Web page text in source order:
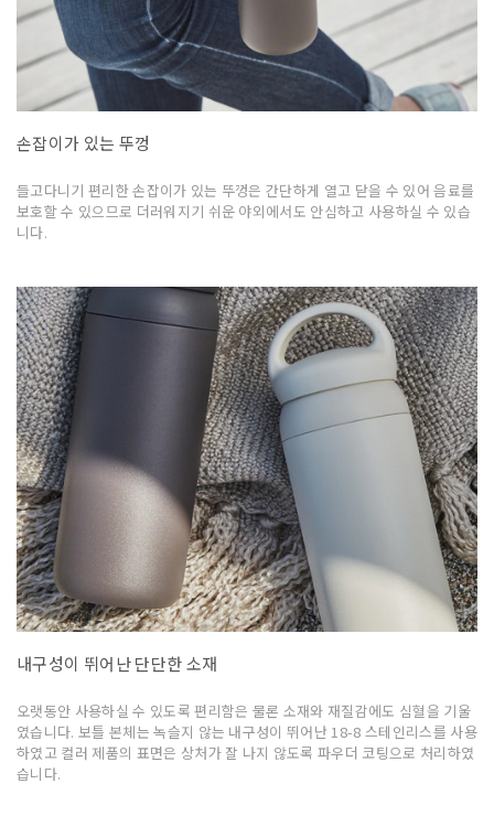
손잡이가 있는 뚜껑
들고다니기 편리한 손잡이가 있는 뚜껑은 간단하게 열고 닫을 수 있어 음료를
보호할 수 있으므로 더러워지기 쉬운 야외에서도 안심하고 사용하실 수 있습
니다.
내구성이 뛰어난 단단한 소재
오랫동안 사용하실 수 있도록 편리함은 물론 소재와 재질감에도 심혈을 기울
였습니다. 보틀 본체는 녹슬지 않는 내구성이 뛰어난 18-8 스테인리스를 사용
하였고 컬러 제품의 표면은 상처가 잘 나지 않도록 파우더 코팅으로 처리하였
습니다.